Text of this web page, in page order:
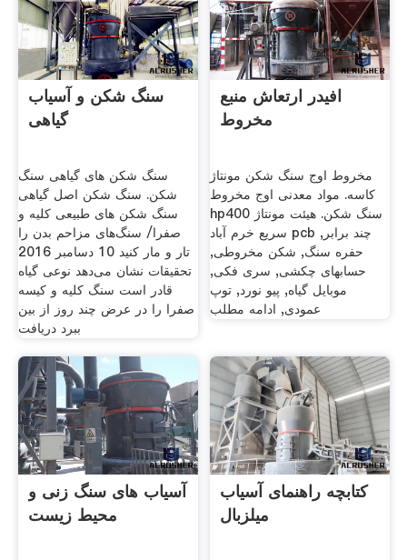
سنگ شکن و آسیاب
گیاهی
سنگ شکن های گیاهی سنگ
شکن. سنگ شکن اصل گیاهی
سنگ شکن های طبیعی کلیه و
صفرا/ سنگ‌های مزاحم بدن را
تار و مار کنید 10 دسامبر 2016
تحقیقات نشان می‌دهد نوعی گیاه
قادر است سنگ کلیه و کیسه
صفرا را در عرض چند روز از بین
ببرد دریافت
افیدر ارتعاش منبع
مخروط
مخروط اوج سنگ شکن مونتاژ
کاسه. مواد معدنی اوج مخروط
hp400 سنگ شکن. هیئت مونتاژ
سریع خرم آباد pcb چند برابر,
حفره سنگ, شکن مخروطی,
حسابهای چکشی, سری فکی,
موبایل گیاه, پیو نورد, توپ
عمودی, ادامه مطلب
آسیاب های سنگ زنی و
محیط زیست
کتابچه راهنمای آسیاب
میلزبال